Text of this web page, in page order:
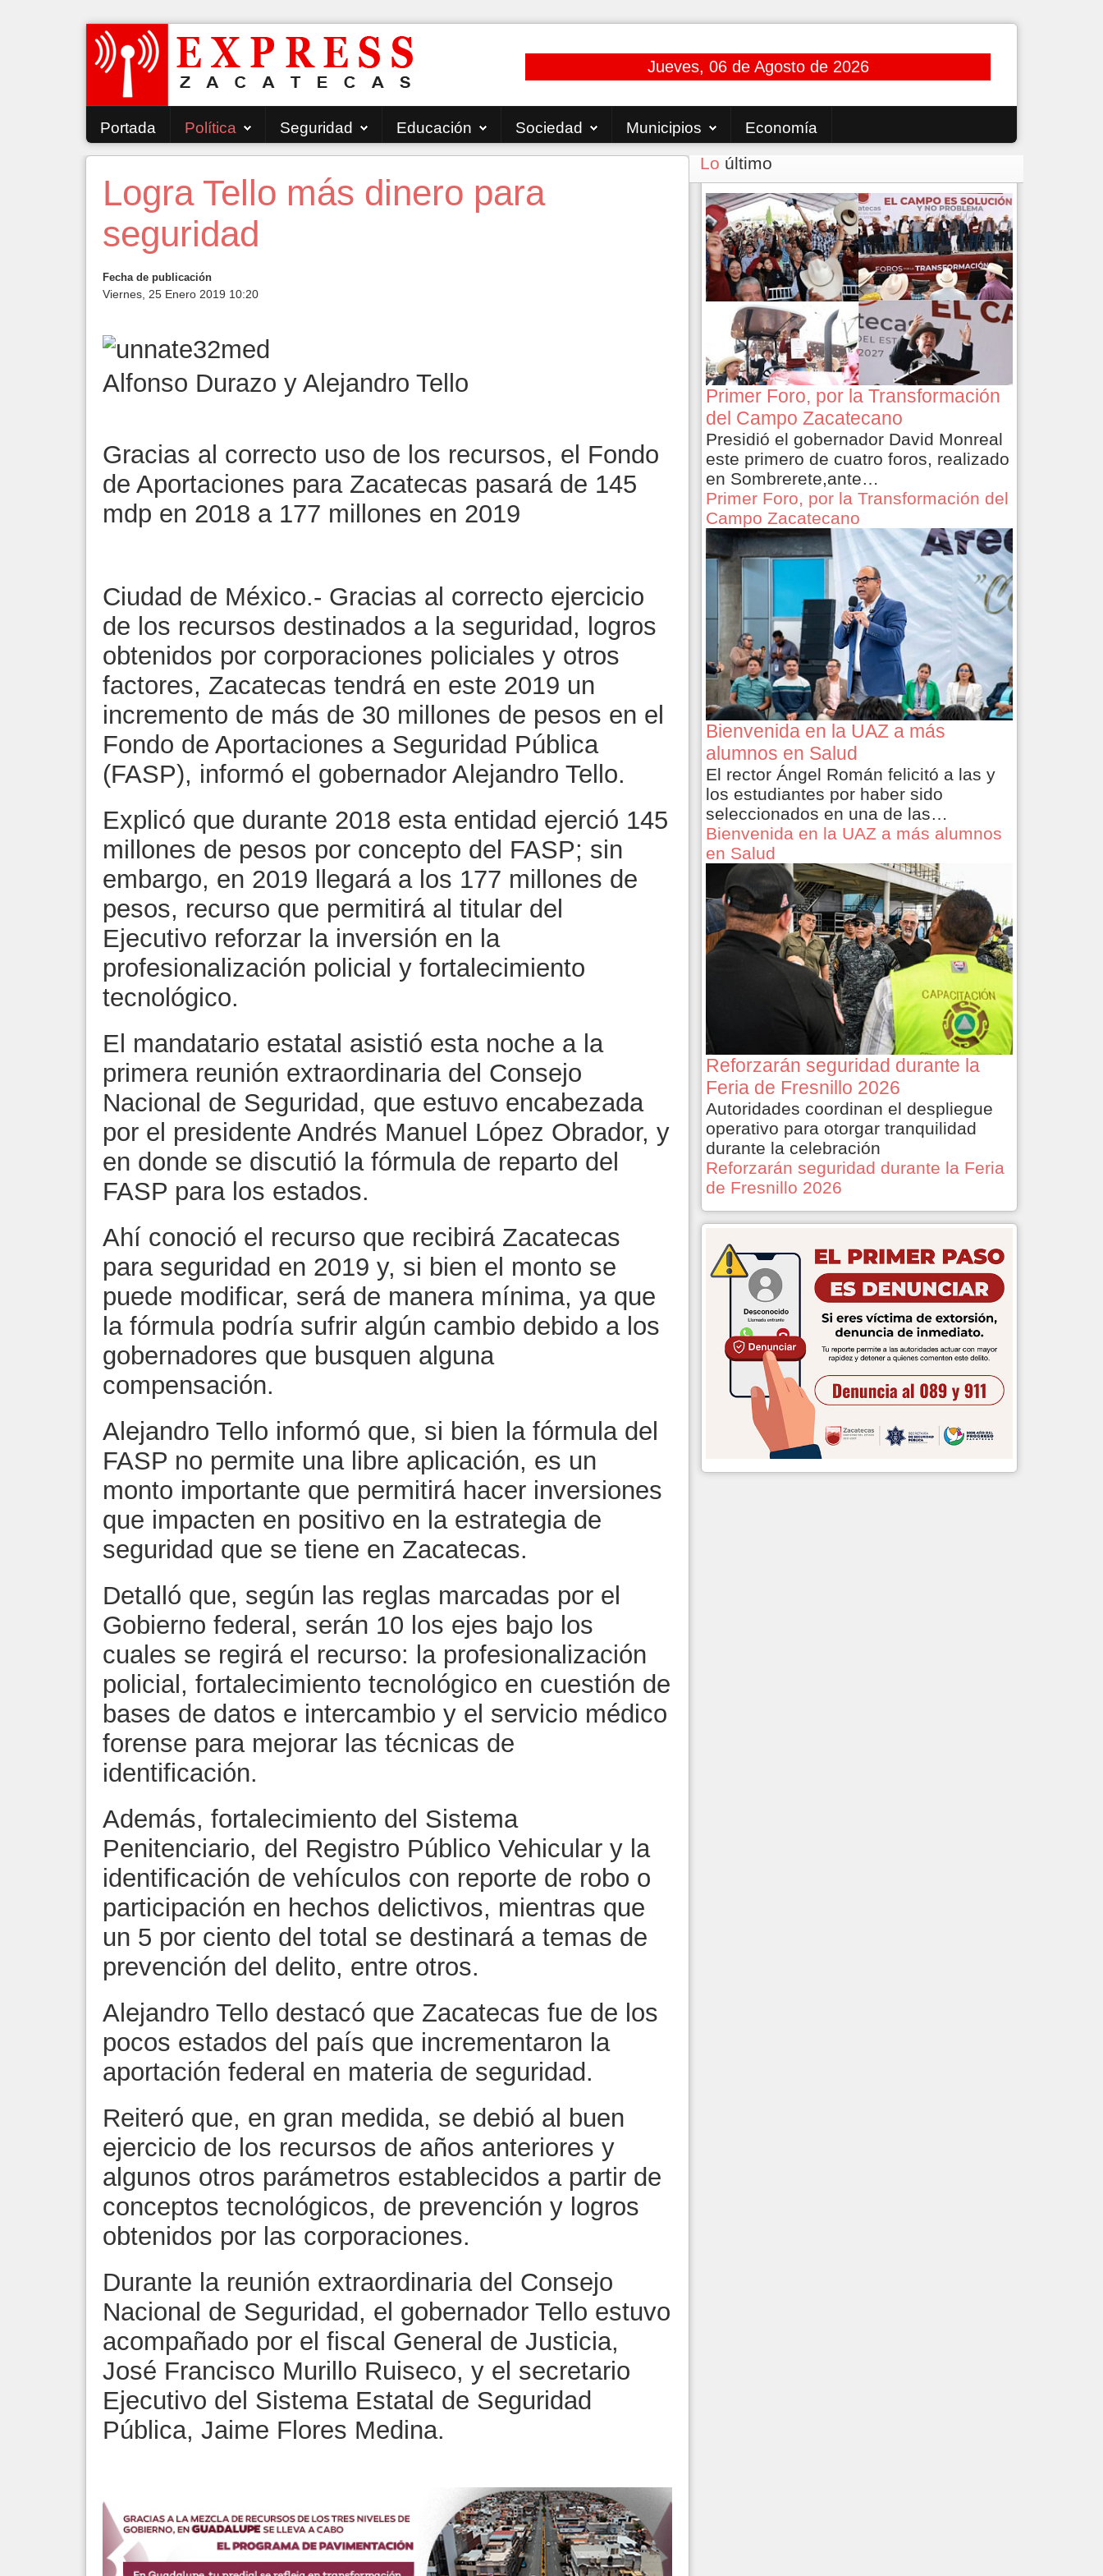
Jueves, 06 de Agosto de 2026
Portada Política Seguridad Educación Sociedad Municipios Economía
Logra Tello más dinero para
seguridad
Fecha de publicación
Viernes, 25 Enero 2019 10:20
Alfonso Durazo y Alejandro Tello
Gracias al correcto uso de los recursos, el Fondo
de Aportaciones para Zacatecas pasará de 145
mdp en 2018 a 177 millones en 2019
Ciudad de México.- Gracias al correcto ejercicio
de los recursos destinados a la seguridad, logros
obtenidos por corporaciones policiales y otros
factores, Zacatecas tendrá en este 2019 un
incremento de más de 30 millones de pesos en el
Fondo de Aportaciones a Seguridad Pública
(FASP), informó el gobernador Alejandro Tello.
Explicó que durante 2018 esta entidad ejerció 145
millones de pesos por concepto del FASP; sin
embargo, en 2019 llegará a los 177 millones de
pesos, recurso que permitirá al titular del
Ejecutivo reforzar la inversión en la
profesionalización policial y fortalecimiento
tecnológico.
El mandatario estatal asistió esta noche a la
primera reunión extraordinaria del Consejo
Nacional de Seguridad, que estuvo encabezada
por el presidente Andrés Manuel López Obrador, y
en donde se discutió la fórmula de reparto del
FASP para los estados.
Ahí conoció el recurso que recibirá Zacatecas
para seguridad en 2019 y, si bien el monto se
puede modificar, será de manera mínima, ya que
la fórmula podría sufrir algún cambio debido a los
gobernadores que busquen alguna
compensación.
Alejandro Tello informó que, si bien la fórmula del
FASP no permite una libre aplicación, es un
monto importante que permitirá hacer inversiones
que impacten en positivo en la estrategia de
seguridad que se tiene en Zacatecas.
Detalló que, según las reglas marcadas por el
Gobierno federal, serán 10 los ejes bajo los
cuales se regirá el recurso: la profesionalización
policial, fortalecimiento tecnológico en cuestión de
bases de datos e intercambio y el servicio médico
forense para mejorar las técnicas de
identificación.
Además, fortalecimiento del Sistema
Penitenciario, del Registro Público Vehicular y la
identificación de vehículos con reporte de robo o
participación en hechos delictivos, mientras que
un 5 por ciento del total se destinará a temas de
prevención del delito, entre otros.
Alejandro Tello destacó que Zacatecas fue de los
pocos estados del país que incrementaron la
aportación federal en materia de seguridad.
Reiteró que, en gran medida, se debió al buen
ejercicio de los recursos de años anteriores y
algunos otros parámetros establecidos a partir de
conceptos tecnológicos, de prevención y logros
obtenidos por las corporaciones.
Durante la reunión extraordinaria del Consejo
Nacional de Seguridad, el gobernador Tello estuvo
acompañado por el fiscal General de Justicia,
José Francisco Murillo Ruiseco, y el secretario
Ejecutivo del Sistema Estatal de Seguridad
Pública, Jaime Flores Medina.
Lo último
Primer Foro, por la Transformación
del Campo Zacatecano
Presidió el gobernador David Monreal
este primero de cuatro foros, realizado
en Sombrerete,ante…
Primer Foro, por la Transformación del
Campo Zacatecano
Bienvenida en la UAZ a más
alumnos en Salud
El rector Ángel Román felicitó a las y
los estudiantes por haber sido
seleccionados en una de las…
Bienvenida en la UAZ a más alumnos
en Salud
Reforzarán seguridad durante la
Feria de Fresnillo 2026
Autoridades coordinan el despliegue
operativo para otorgar tranquilidad
durante la celebración
Reforzarán seguridad durante la Feria
de Fresnillo 2026